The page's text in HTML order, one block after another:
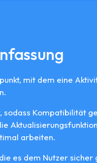
mit dem eine
sodass Kompatibilität
arbeiten.
es dem Nutzer sicher